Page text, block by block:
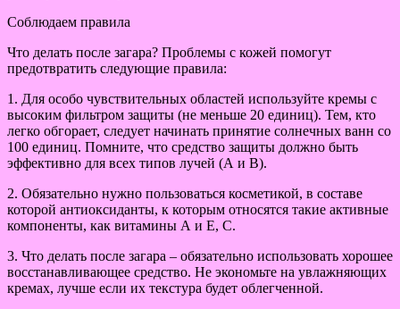
Соблюдаем правила
Что делать после загара? Проблемы с кожей помогут
предотвратить следующие правила:
1. Для особо чувствительных областей используйте кремы с
высоким фильтром защиты (не меньше 20 единиц). Тем, кто
легко обгорает, следует начинать принятие солнечных ванн со
100 единиц. Помните, что средство защиты должно быть
эффективно для всех типов лучей (А и В).
2. Обязательно нужно пользоваться косметикой, в составе
которой антиоксиданты, к которым относятся такие активные
компоненты, как витамины А и Е, С.
3. Что делать после загара – обязательно использовать хорошее
восстанавливающее средство. Не экономьте на увлажняющих
кремах, лучше если их текстура будет облегченной.